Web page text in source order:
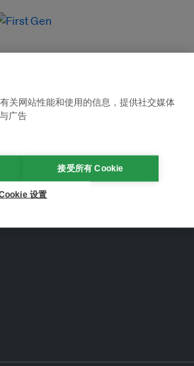
关网站性能和使用的信息，提供社交媒体
广告
接受所有 Cookie
设置